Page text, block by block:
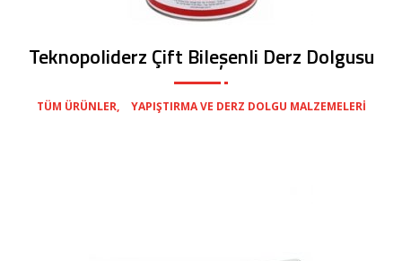
Teknopoliderz Çift Bileşenli Derz Dolgusu
TÜM ÜRÜNLER YAPIŞTIRMA VE DERZ DOLGU MALZEMELERI